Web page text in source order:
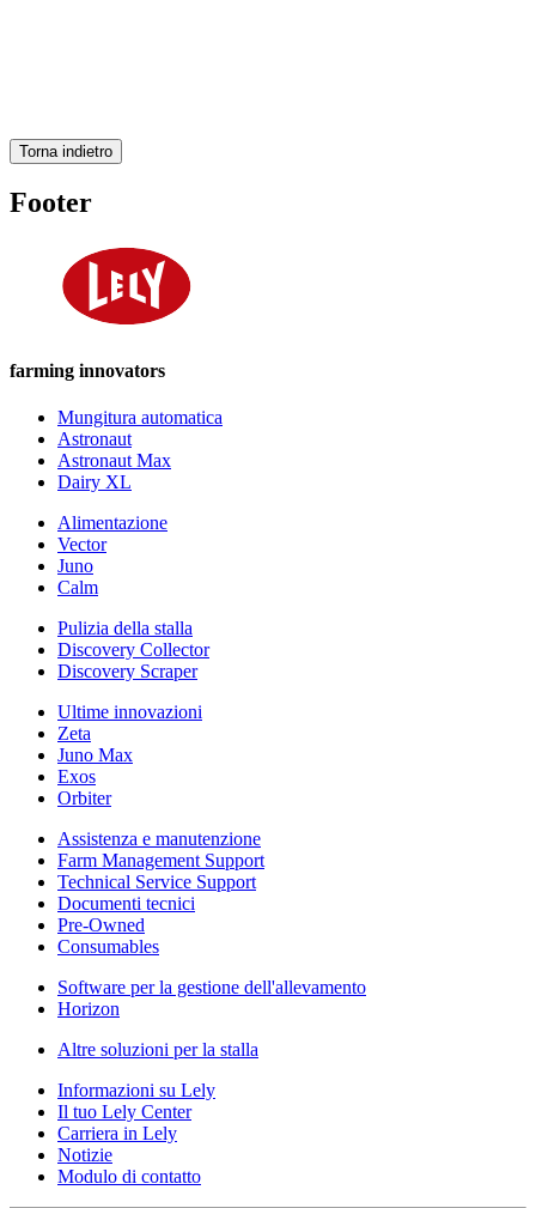
Torna indietro
Footer
farming innovators
Mungitura automatica
Astronaut
Astronaut Max
Dairy XL
Alimentazione
Vector
Juno
Calm
Pulizia della stalla
Discovery Collector
Discovery Scraper
Ultime innovazioni
Zeta
Juno Max
Exos
Orbiter
Assistenza e manutenzione
Farm Management Support
Technical Service Support
Documenti tecnici
Pre-Owned
Consumables
Software per la gestione dell'allevamento
Horizon
Altre soluzioni per la stalla
Informazioni su Lely
Il tuo Lely Center
Carriera in Lely
Notizie
Modulo di contatto